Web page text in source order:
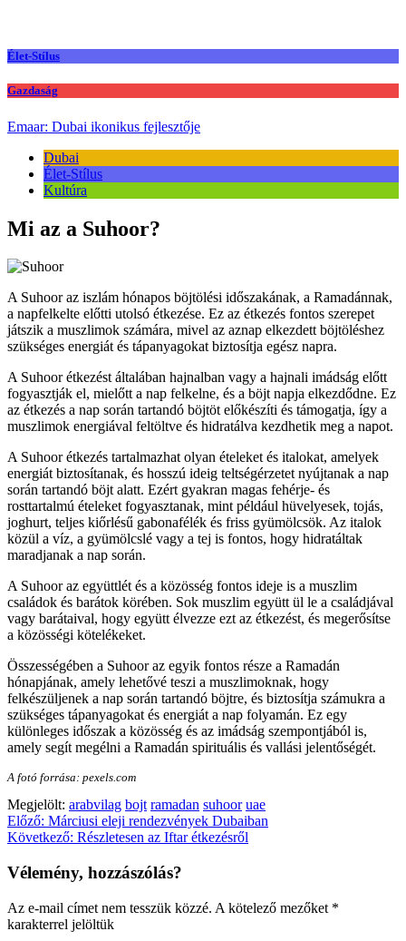
Élet-Stílus
Gazdaság
Emaar: Dubai ikonikus fejlesztője
Dubai
Élet-Stílus
Kultúra
Mi az a Suhoor?
A Suhoor az iszlám hónapos böjtölési időszakának, a Ramadánnak,
a napfelkelte előtti utolsó étkezése. Ez az étkezés fontos szerepet
játszik a muszlimok számára, mivel az aznap elkezdett böjtöléshez
szükséges energiát és tápanyagokat biztosítja egész napra.
A Suhoor étkezést általában hajnalban vagy a hajnali imádság előtt
fogyasztják el, mielőtt a nap felkelne, és a böjt napja elkezdődne. Ez
az étkezés a nap során tartandó böjtöt előkészíti és támogatja, így a
muszlimok energiával feltöltve és hidratálva kezdhetik meg a napot.
A Suhoor étkezés tartalmazhat olyan ételeket és italokat, amelyek
energiát biztosítanak, és hosszú ideig teltségérzetet nyújtanak a nap
során tartandó böjt alatt. Ezért gyakran magas fehérje- és
rosttartalmú ételeket fogyasztanak, mint például hüvelyesek, tojás,
joghurt, teljes kiőrlésű gabonafélék és friss gyümölcsök. Az italok
közül a víz, a gyümölcslé vagy a tej is fontos, hogy hidratáltak
maradjanak a nap során.
A Suhoor az együttlét és a közösség fontos ideje is a muszlim
családok és barátok körében. Sok muszlim együtt ül le a családjával
vagy barátaival, hogy együtt élvezze ezt az étkezést, és megerősítse
a közösségi kötelékeket.
Összességében a Suhoor az egyik fontos része a Ramadán
hónapjának, amely lehetővé teszi a muszlimoknak, hogy
felkészüljenek a nap során tartandó böjtre, és biztosítja számukra a
szükséges tápanyagokat és energiát a nap folyamán. Ez egy
különleges időszak a közösség és az imádság szempontjából is,
amely segít megélni a Ramadán spirituális és vallási jelentőségét.
A fotó forrása: pexels.com
Megjelölt: arabvilag bojt ramadan suhoor uae
Bejegyzés
navigáció
Előző: Márciusi eleji rendezvények Dubaiban
Következő: Részletesen az Iftar étkezésről
Vélemény, hozzászólás?
Az e-mail címet nem tesszük közzé. A kötelező mezőket *
karakterrel jelöltük